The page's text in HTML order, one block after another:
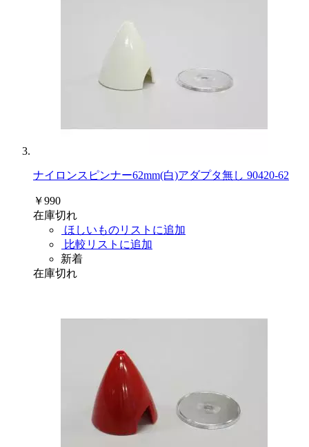
ナイロンスピンナー62mm(白)アダプタ無し 90420-62
￥990
在庫切れ
ほしいものリストに追加
比較リストに追加
新着
在庫切れ